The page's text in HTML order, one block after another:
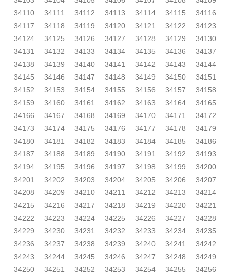
34110
34111 34112 34113 34114 34115
34116
34117
34118 34119 34120 34121 34122
34123
34124
34125 34126 34127 34128 34129
34130
34131
34132 34133 34134 34135 34136
34137
34138
34139 34140 34141 34142 34143
34144
34145
34146 34147 34148 34149 34150
34151
34152
34153 34154 34155 34156 34157
34158
34159
34160 34161 34162 34163 34164
34165
34166
34167 34168 34169 34170 34171
34172
34173
34174 34175 34176 34177 34178
34179
34180
34181 34182 34183 34184 34185
34186
34187
34188 34189 34190 34191 34192
34193
34194
34195 34196 34197 34198 34199
34200
34201
34202 34203 34204 34205 34206
34207
34208
34209 34210 34211 34212 34213
34214
34215
34216 34217 34218 34219 34220
34221
34222
34223 34224 34225 34226 34227
34228
34229
34230 34231 34232 34233 34234
34235
34236
34237 34238 34239 34240 34241
34242
34243
34244 34245 34246 34247 34248
34249
34250
34251 34252 34253 34254 34255
34256